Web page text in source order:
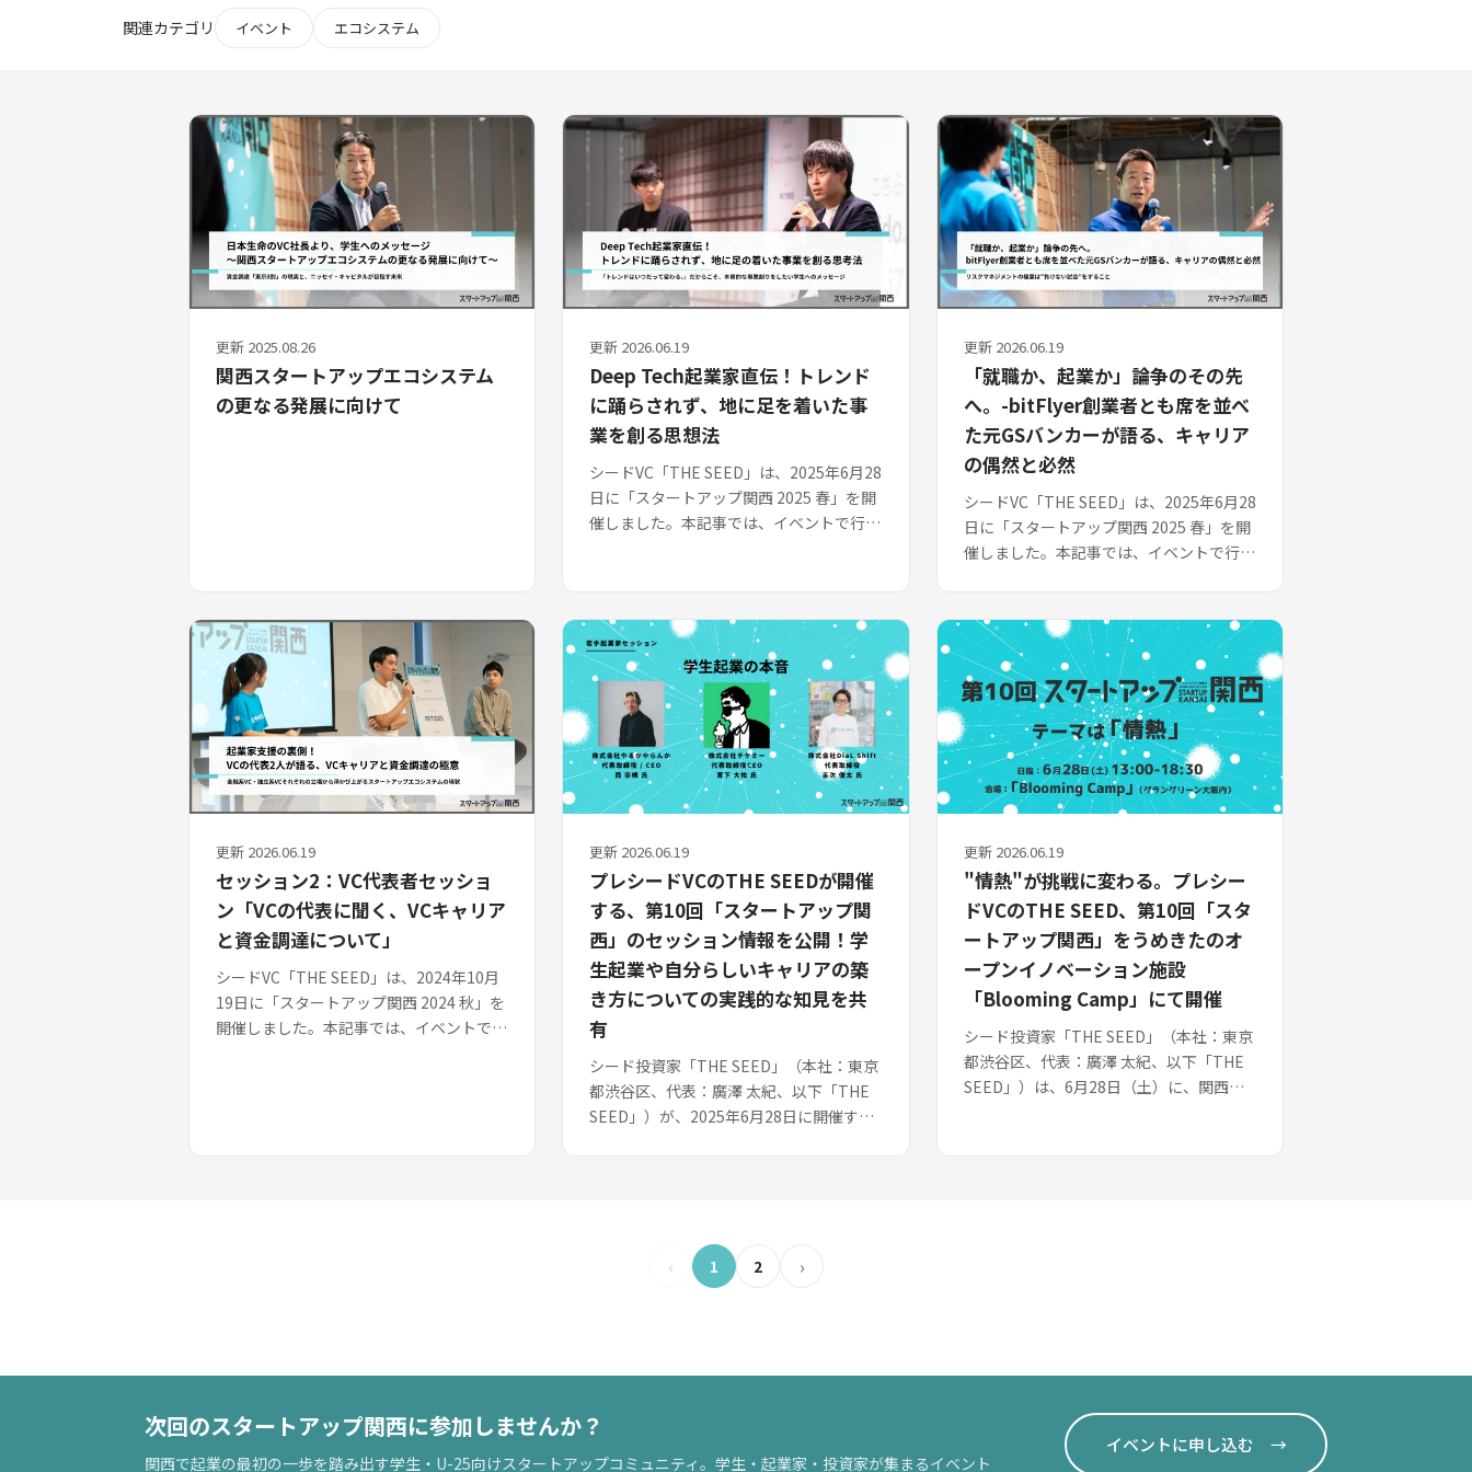
関連カテゴリ イベント エコシステム
更新 2025.08.26
関西スタートアップエコシステム
の更なる発展に向けて
更新 2026.06.19
Deep Tech起業家直伝！トレンド
に踊らされず、地に足を着いた事
業を創る思想法
シードVC「THE SEED」は、2025年6月28
日に「スタートアップ関西 2025 春」を開
催しました。本記事では、イベントで行わ
更新 2026.06.19
「就職か、起業か」論争のその先
へ。-bitFlyer創業者とも席を並べ
た元GSバンカーが語る、キャリア
の偶然と必然
シードVC「THE SEED」は、2025年6月28
日に「スタートアップ関西 2025 春」を開
催しました。本記事では、イベントで行わ
更新 2026.06.19
セッション2：VC代表者セッショ
ン「VCの代表に聞く、VCキャリア
と資金調達について」
シードVC「THE SEED」は、2024年10月
19日に「スタートアップ関西 2024 秋」を
開催しました。本記事では、イベントで行
更新 2026.06.19
プレシードVCのTHE SEEDが開催
する、第10回「スタートアップ関
西」のセッション情報を公開！学
生起業や自分らしいキャリアの築
き方についての実践的な知見を共
有
シード投資家「THE SEED」（本社：東京
都渋谷区、代表：廣澤 太紀、以下「THE
SEED」）が、2025年6月28日に開催する
更新 2026.06.19
"情熱"が挑戦に変わる。プレシー
ドVCのTHE SEED、第10回「スタ
ートアップ関西」をうめきたのオ
ープンイノベーション施設
「Blooming Camp」にて開催
シード投資家「THE SEED」（本社：東京
都渋谷区、代表：廣澤 太紀、以下「THE
SEED」）は、6月28日（土）に、関西の
‹ 1 2 ›
次回のスタートアップ関西に参加しませんか？
関西で起業の最初の一歩を踏み出す学生・U-25向けスタートアップコミュニティ。学生・起業家・投資家が集まるイベント
イベントに申し込む →